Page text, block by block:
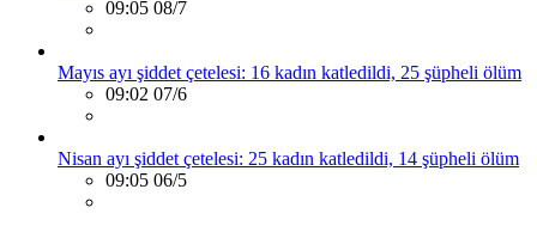
09:05 08/7
Mayıs ayı şiddet çetelesi: 16 kadın katledildi, 25 şüpheli ölüm
09:02 07/6
Nisan ayı şiddet çetelesi: 25 kadın katledildi, 14 şüpheli ölüm
09:05 06/5